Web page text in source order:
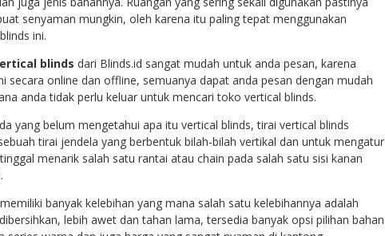
senyaman mungkin, oleh karena itu paling tepat menggunakan
ini.
blinds dari Blinds.id sangat mudah untuk anda pesan, karena
secara online dan offline, semuanya dapat anda pesan dengan mudah
anda tidak perlu keluar untuk mencari toko vertical blinds.
yang belum mengetahui apa itu vertical blinds, tirai vertical blinds
tirai jendela yang berbentuk bilah-bilah vertikal dan untuk mengatur
menarik salah satu rantai atau chain pada salah satu sisi kanan
banyak kelebihan yang mana salah satu kelebihannya adalah
lebih awet dan tahan lama, tersedia banyak opsi pilihan bahan